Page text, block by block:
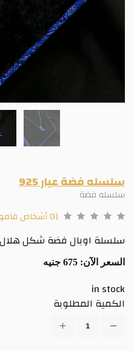
سلسله فضة عيار 925
سلسله فضة
(0 أشخاص قاموا بالتقييم)
سلسلة اوبال فضة شكل
السعر الآن:
in stock
الكمية المطلوبة